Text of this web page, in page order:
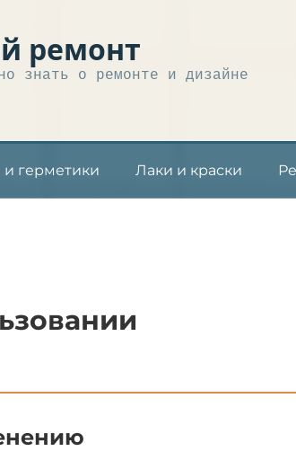
ремонт
знать о ремонте и дизайне
и герметики Лаки и краски